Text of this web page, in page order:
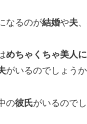
なるのが結婚や夫、
めちゃくちゃ美人
がいるのでしょうか
の彼氏がいるのでし